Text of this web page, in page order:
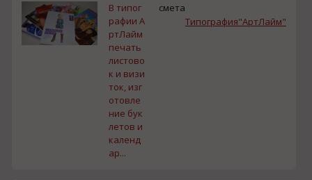
В типог
рафии А
ртЛайм
печать
листово
к и визи
ток, изг
отовле
ние бук
летов и
календ
ар...
смета
Типография"АртЛайм"